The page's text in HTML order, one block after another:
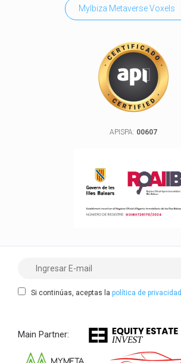
MyIbiza Metaverse Voxels
APISPA: 00607
Si continúas, aceptas la política de privacidad
Main Partner: